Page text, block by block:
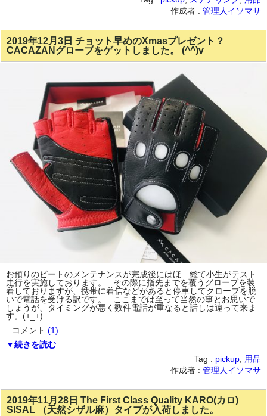
作成者 : 管理人イソマサ
2019年12月3日 チョット早めのXmasプレゼント？
CACAZANグローブをゲットしました。 (^^)v
お預りのビートのメンテナンスが完成後にはほゞ総て小生がテスト
走行を実施しております。 その際に指先までを覆うグローブを装
着しておりますが、携帯に着信などがあると停車してクローブを脱
いで電話を受ける訳です。 ここまでは至って当然の事とお思いで
しょうが、タイミングが悪く数件電話が重なると話しは違って来ま
す。(+_+)
コメント (1)
▼続きを読む
Tag : pickup
用品
作成者 : 管理人イソマサ
2019年11月28日 The First Class Quality KARO(カロ)
SISAL （天然シザル麻）タイプが入荷しました。